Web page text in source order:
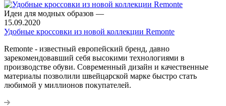
Идеи для модных образов —
15.09.2020
Удобные кроссовки из новой коллекции Remonte
Remonte - известный европейский бренд, давно
зарекомендовавший себя высокими технологиями в
производстве обуви. Современный дизайн и качественные
материалы позволили швейцарской марке быстро стать
любимой у миллионов покупателей.